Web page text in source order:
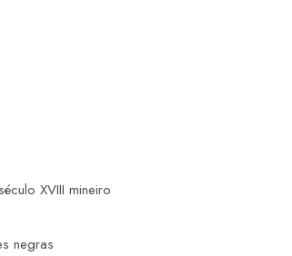
XVIII mineiro
negras